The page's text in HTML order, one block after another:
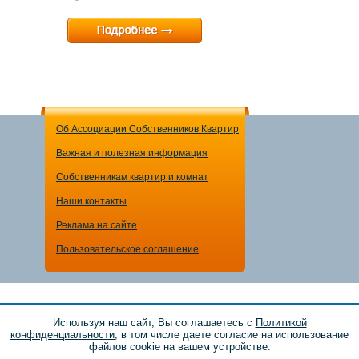
Минимальный срок:1 суток
Расчетный час:12:00
Об Ассоциации Собственников Квартир
Важная и полезная информация
Собственникам квартир и комнат
Наши контакты
Реклама на сайте
Пользовательское соглашение
2013-2025 © «Ассоциация собственников квартир» — посуточная
аренда жилья в России для туристов, командированных, студентов.
Здесь можно снять и сдать жильё на короткий срок в любом регионе
Используя наш сайт, Вы соглашаетесь с Политикой
конфиденциальности, в том числе даете согласие на использование
файлов cookie на вашем устройстве.